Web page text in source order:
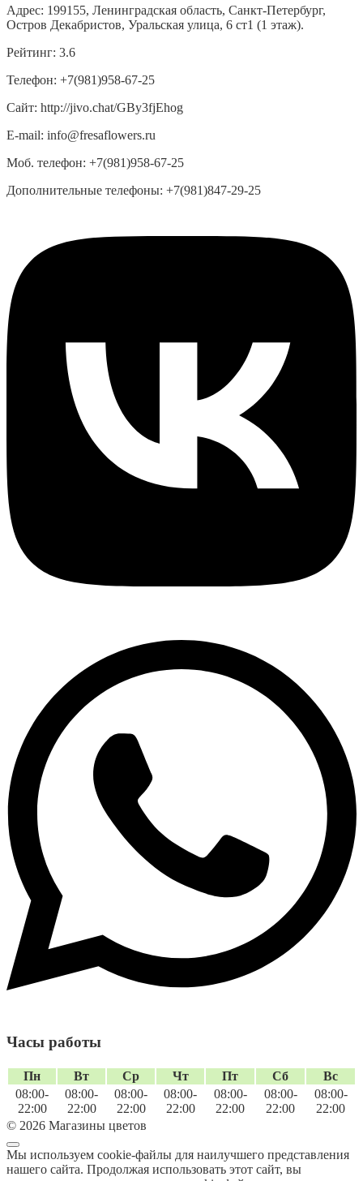
Адрес: 199155, Ленинградская область, Санкт-Петербург,
Остров Декабристов, Уральская улица, 6 ст1 (1 этаж).
Рейтинг: 3.6
Телефон: +7(981)958-67-25
Сайт: http://jivo.chat/GBy3fjEhog
E-mail: info@fresaflowers.ru
Моб. телефон: +7(981)958-67-25
Дополнительные телефоны: +7(981)847-29-25
Часы работы
Пн Вт Ср Чт Пт Сб
Вс
08:00-
22:00
08:00-
22:00
08:00-
22:00
08:00-
22:00
08:00-
22:00
08:00-
22:00
08:00-
22:00
© 2026 Магазины цветов
Мы используем cookie-файлы для наилучшего представления
нашего сайта. Продолжая использовать этот сайт, вы